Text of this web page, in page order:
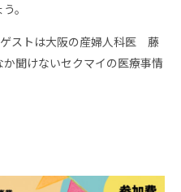
。
ストは大阪の産婦人科医 藤
聞けないセクマイの医療事情